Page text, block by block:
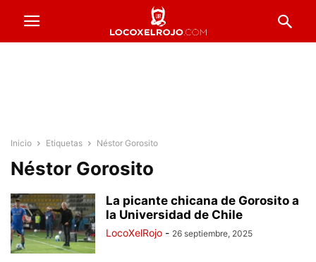
Inicio Etiquetas Néstor Gorosito
Néstor Gorosito
La picante chicana de Gorosito a
la Universidad de Chile
LocoXelRojo - 26 septiembre, 2025